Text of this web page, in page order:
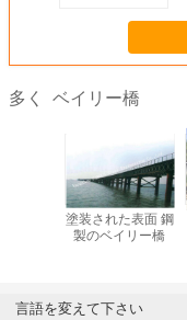
多く ベイリー橋
塗装された表面 鋼
製のベイリー橋
言語を変えて下さい